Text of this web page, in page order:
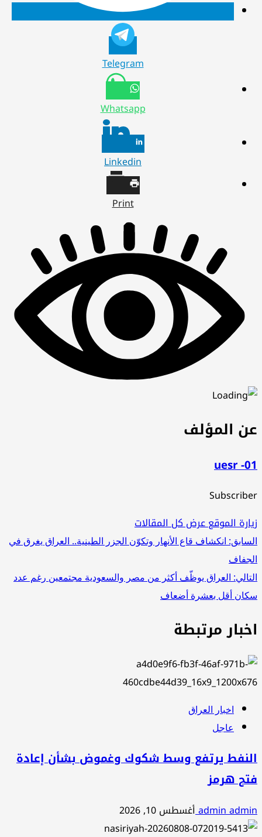
Telegram
Whatsapp
Linkedin
Print
عن المؤلف
uesr -01
Subscriber
زيارة الموقععرض كل المقالات
تصفّح
المقالات
السابق: انكشاف قاع الأنهار وتكوّن الجزر الطينية.. العراق يغرق في
الجفاف
التالي: العراق يوظّف أكثر من مصر والسعودية مجتمعين رغم عدد
سكان أقل بعشرة أضعاف
اخبار مرتبطة
اخبار العراق
عاجل
النفط يرتفع وسط شكوك وغموض بشأن إعادة
فتح هرمز
admin adminأغسطس 10, 2026